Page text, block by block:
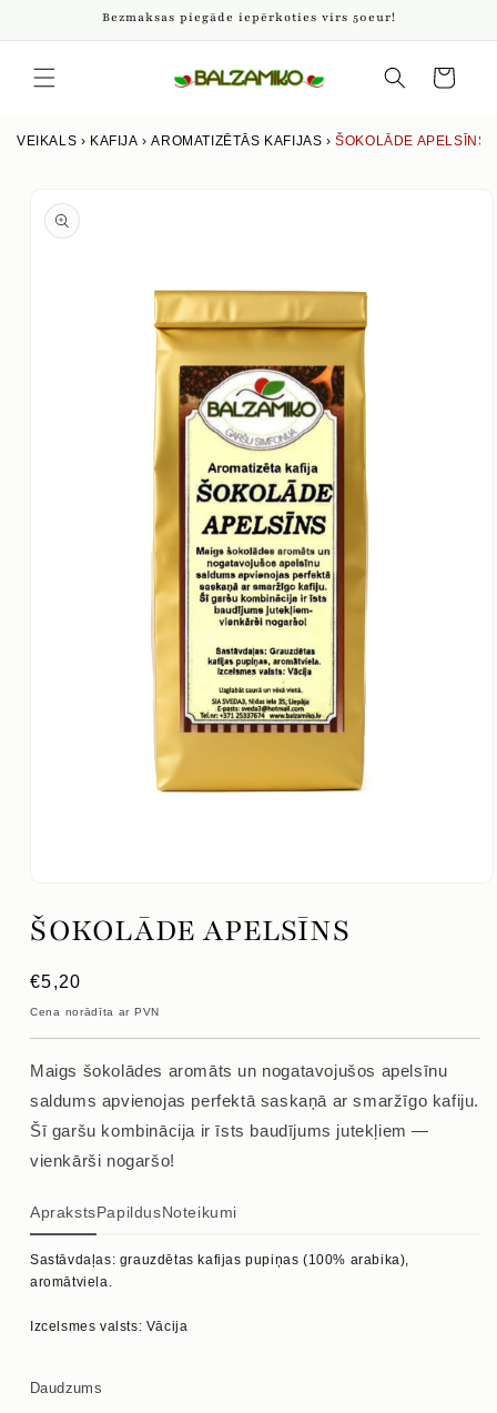
saturu
Bezmaksas piegāde iepērkoties virs 50eur!
grozs
VEIKALS › KAFIJA ›AROMATIZĒTĀS KAFIJAS ›ŠOKOLĀDE APELSĪNS
produkta
informāciju
1
modālajā
ŠOKOLĀDE APELSĪNS
Parastā
cena
€5,20
Cena norādīta ar PVN
Maigs šokolādes aromāts un nogatavojušos apelsīnu
saldums apvienojas perfektā saskaņā ar smaržīgo kafiju.
Šī garšu kombinācija ir īsts baudījums jutekļiem —
vienkārši nogaršo!
AprakstsPapildusNoteikumi
Sastāvdaļas: grauzdētas kafijas pupiņas (100% arabika),
aromātviela.
Izcelsmes valsts: Vācija
Daudzums